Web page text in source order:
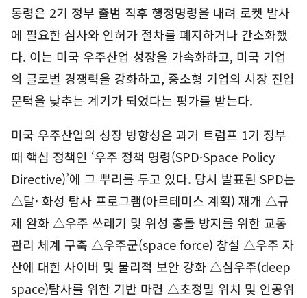
통령은 2기 정부 출범 직후 행정명령을 내려 로켓 발사
에 필요한 심사와 인허가 절차를 폐지하거나 간소화했
다. 이는 미국 우주산업 성장을 가속화하고, 미국 기업
의 글로벌 경쟁력을 강화하고, 중소형 기업의 시장 진입
문턱을 낮추는 계기가 되었다는 평가를 받는다.
미국 우주산업의 성장 방향성은 과거 트럼프 1기 정부
때 핵심 정책인 ‘우주 정책 명령(SPD·Space Policy
Directive)’에 그 뿌리를 두고 있다. 당시 발표된 SPD는
△달· 화성 탐사 프로그램(아르테미스 계획) 재개 △규
제 완화 △우주 쓰레기 및 위성 충돌 방지를 위한 교통
관리 체계 구축 △우주군(space force) 창설 △우주 자
산에 대한 사이버 및 물리적 보안 강화 △심우주(deep
space)탐사를 위한 기반 마련 △초정밀 위치 및 인공위